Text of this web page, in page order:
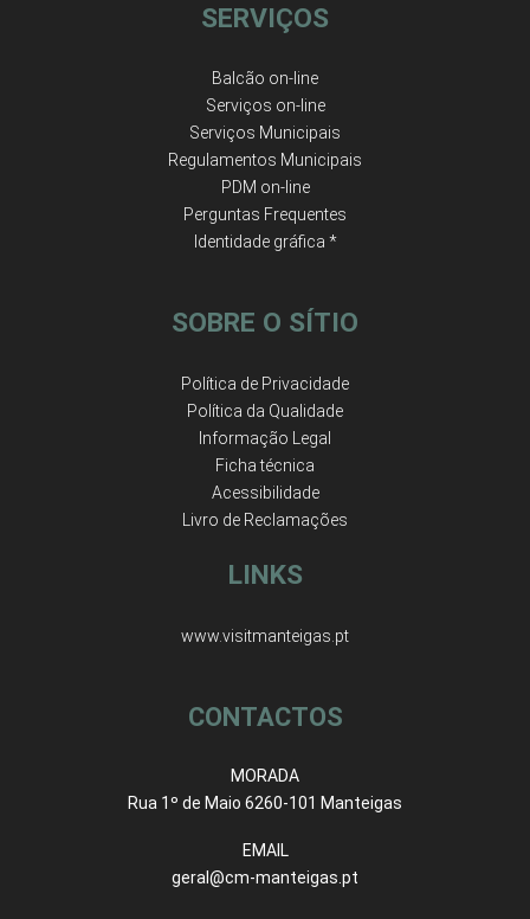
SERVIÇOS
Balcão on-line
Serviços on-line
Serviços Municipais
Regulamentos Municipais
PDM on-line
Perguntas Frequentes
Identidade gráfica *
SOBRE O SÍTIO
Política de Privacidade
Política da Qualidade
Informação Legal
Ficha técnica
Acessibilidade
Livro de Reclamações
LINKS
www.visitmanteigas.pt
CONTACTOS
MORADA
Rua 1º de Maio 6260-101 Manteigas
EMAIL
geral@cm-manteigas.pt